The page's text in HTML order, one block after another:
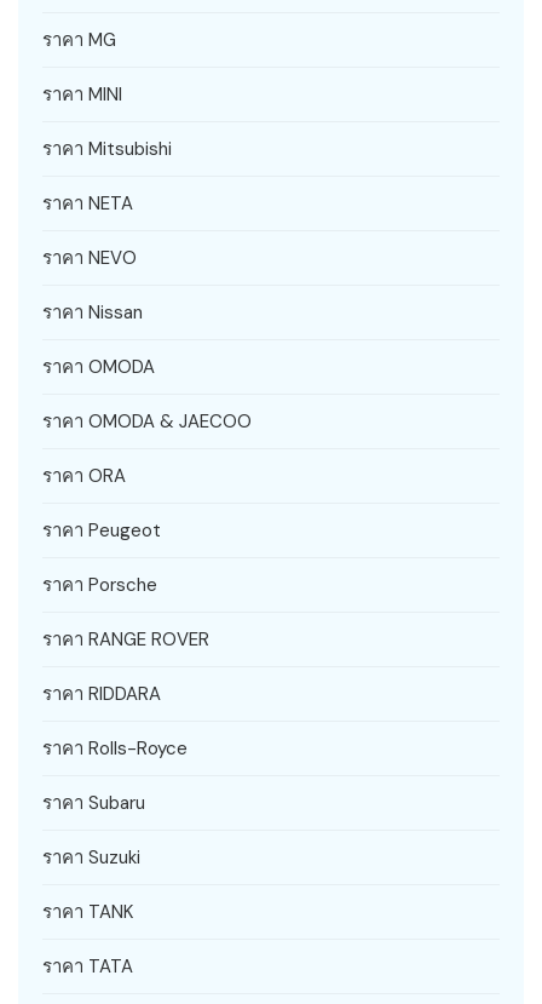
ราคา MG
ราคา MINI
ราคา Mitsubishi
ราคา NETA
ราคา NEVO
ราคา Nissan
ราคา OMODA
ราคา OMODA & JAECOO
ราคา ORA
ราคา Peugeot
ราคา Porsche
ราคา RANGE ROVER
ราคา RIDDARA
ราคา Rolls-Royce
ราคา Subaru
ราคา Suzuki
ราคา TANK
ราคา TATA